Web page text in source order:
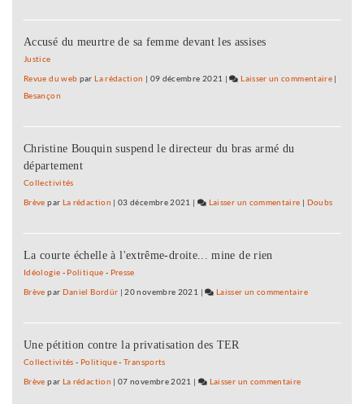
20
au
du
Accusé du meurtre de sa femme devant les assises
Justice
Revue du web parLa rédaction | 09 décembre 2021 | Laisser un commentaire on
«
Doubs
|
Besançon
Christine Bouquin suspend le directeur du bras armé du
département
Collectivités
Brève par La rédaction |03 décembre 2021 | Laisser un commentaire on
20
général
| Doubs
La courte échelle à l'extrême-droite... mine de rien
Idéologie - Politique - Presse
Brève par Daniel Bordür |20 novembre 2021 | Laisser un commentaireon
20
Une pétition contre la privatisation des TER
Collectivités - Politique-Transports
Brève par La rédaction |07 novembre 2021 | Laisser un commentaire